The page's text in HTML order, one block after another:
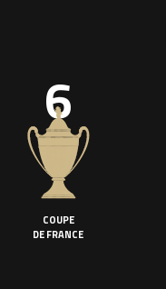
6
COUPE
DE FRANCE